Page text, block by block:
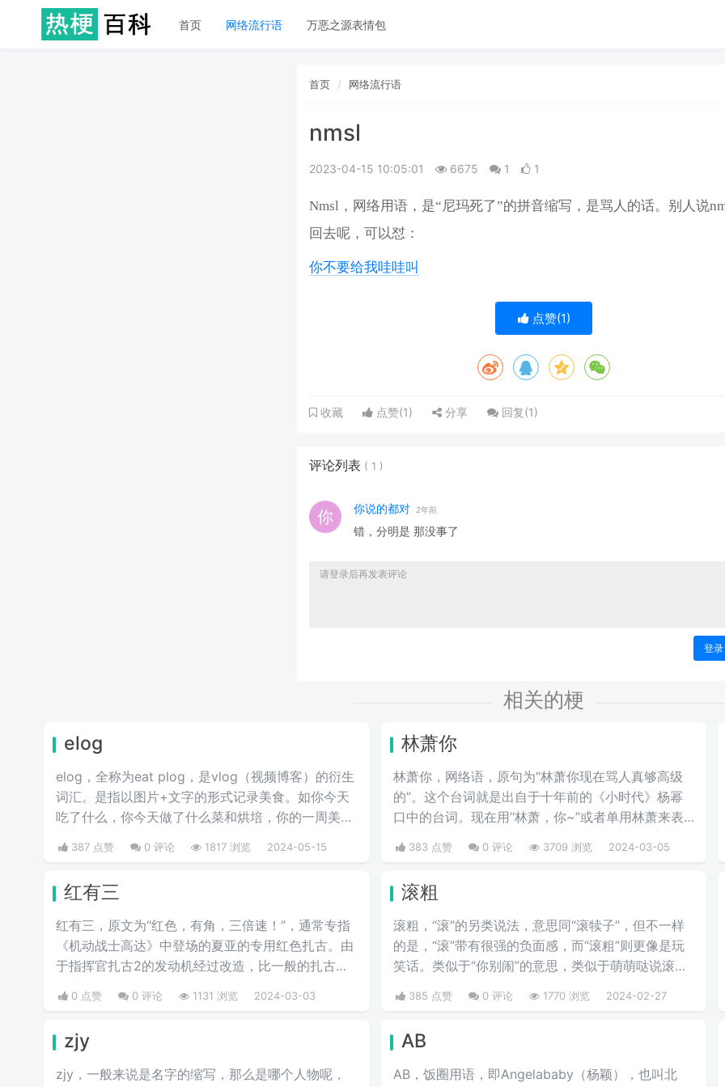
首页 网络流行语 万恶之源表情包
首页 网络流行语
nmsl
2023-04-15 10:05:01 6675 1 1
Nmsl，网络用语，是“尼玛死了”的拼音缩写，是骂人的话。别人说
回去呢，可以怼：
你不要给我哇哇叫
点赞(1)
收藏 点赞(1) 分享 回复(1)
评论列表 ( 1 )
你说的都对 2年前
错，分明是 那没事了
登录
相关的梗
elog
elog，全称为eat plog，是vlog（视频博客）的衍生
词汇。是指以图片+文字的形式记录美食。如你今天
吃了什么，你今天做了什么菜和烘培，你的一周美食
盘点，你的奶茶盘点，都值得记录。
387 点赞 0 评论 1817 浏览 2024-05-15
林萧你
林萧你，网络语，原句为“林萧你现在骂人真够高级
的”。这个台词就是出自于十年前的《小时代》杨幂
口中的台词。现在用“林萧，你~”或者单用林萧来表
达，都是表达的一种阴阳怪气的意思。这三个字表示
别人在对于某件事情评判的时候运用的非常巧妙，就
383 点赞 0 评论 3709 浏览 2024-03-05
红有三
红有三，原文为“红色，有角，三倍速！”，通常专指
《机动战士高达》中登场的夏亚的专用红色扎古。由
于指挥官扎古2的发动机经过改造，比一般的扎古出
力高30%，在夏亚的精准操作下，显得比其他机体快
三倍。而红色有角三倍速也被看作是夏亚登场的象
0 点赞 0 评论 1131 浏览 2024-03-03
滚粗
滚粗，“滚”的另类说法，意思同“滚犊子”，但不一样
的是，“滚”带有很强的负面感，而“滚粗”则更像是玩
笑话。类似于“你别闹”的意思，类似于萌萌哒说滚粗
385 点赞 0 评论 1770 浏览 2024-02-27
zjy
zjy，一般来说是名字的缩写，那么是哪个人物呢，
AB
AB，饭圈用语，即Angelababy（杨颖），也叫北